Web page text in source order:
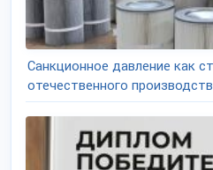
Санкционное давление как
отечественного